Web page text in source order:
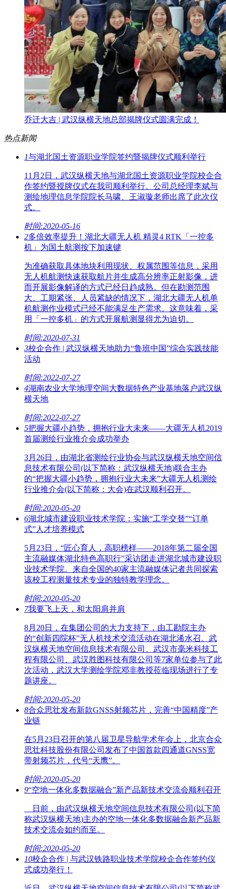
乔迁大吉 | 武汉纵横天地总部揭牌仪式圆满完成！
热点新闻
1与湖北国土资源职业学院签约暨揭牌仪式顺利举行
11月2日，武汉纵横天地与湖北国土资源职业学院校企合
作签约暨授牌仪式在我司顺利举行。公司总经理李斌与
测绘地理信息学院院长马啸、王淑璇老师出席了此次仪
式。
时间:2020-05-16
2多倍效率提升！湖北大疆无人机 精灵4 RTK「一控多
机」为国土航测按下加速键
为准确获取具体地块利用现状、权属范围等信息，采用
无人机航测快速获取航片并生成高分辨率正射影像，进
而开展影像解译的方式已经日趋成熟。但在勘测范围
大、工期紧张、人员紧缺的情况下，湖北大疆无人机单
机航测作业模式已经不能满足生产需求。这意味着，采
用「一控多机」的方式开展航测显得尤为迫切。
时间:2020-07-31
3校企合作 | 武汉纵横天地助力“鲁班中国”综合实践技能
活动
时间:2022-07-27
4湖南农业大学地理空间大数据特色产业基地落户武汉纵
横天地
时间:2022-07-27
5把握大疆小趋势，拥抱行业大未来——大疆无人机2019
首届测绘行业推介会成功举办
3月26日，由湖北省测绘行业协会与武汉纵横天地空间信
息技术有限公司(以下简称：武汉纵横天地)联合主办
的“把握大疆小趋势，拥抱行业大未来”大疆无人机测绘
行业推介会(以下简称：大会)在武汉顺利召开。
时间:2020-05-20
6湖北城市建设职业技术学院：实施“工学交替”“订单
式”人才培养模式
5月23日，“匠心育人，高职榜样——2018年第二届全国
主流融媒体湖北特色高职行”采访团走进湖北城市建设职
业技术学院。来自全国的40家主流融媒体记者共同探索
该校工程测量技术专业的独特教学理念。
时间:2020-05-20
7我要飞上天，和太阳肩并肩
8月20日，在集团公司的大力支持下，由工勘院主办
的“创新四院杯”无人机技术交流活动在湖北浠水召。武
汉纵横天地空间信息技术有限公司、武汉市毫米科技工
程有限公司、武汉胜图科技有限公司等7家单位参与了此
次活动，武汉大学测绘学院邓非教授莅临现场进行了专
题讲座。
时间:2020-05-20
8合众思壮发布新款GNSS射频芯片，完善“中国精度”产
业链
在5月23日召开的第八届卫星导航学术年会上，北京合众
思壮科技股份有限公司发布了中国首款四通道GNSS宽
带射频芯片，代号“天鹰”。
时间:2020-05-20
9“空地一体化多数据融合”新产品新技术交流会顺利召开
日前，由武汉纵横天地空间信息技术有限公司(以下简
称武汉纵横天地)主办的空地一体化多数据融合新产品新
技术交流会如约而至。
时间:2020-05-20
10校企合作 | 与武汉铁路职业技术学院校企合作签约仪
式成功举行！